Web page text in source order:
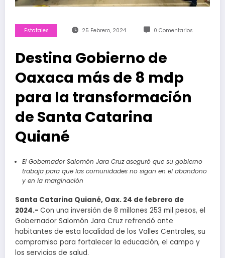
Estatales 25 Febrero, 2024 0 Comentarios
Destina Gobierno de
Oaxaca más de 8 mdp
para la transformación
de Santa Catarina
Quiané
El Gobernador Salomón Jara Cruz aseguró que su gobierno
trabaja para que las comunidades no sigan en el abandono
y en la marginación
Santa Catarina Quiané, Oax. 24 de febrero de
2024.- Con una inversión de 8 millones 253 mil pesos, el
Gobernador Salomón Jara Cruz refrendó ante
habitantes de esta localidad de los Valles Centrales, su
compromiso para fortalecer la educación, el campo y
los servicios de salud.